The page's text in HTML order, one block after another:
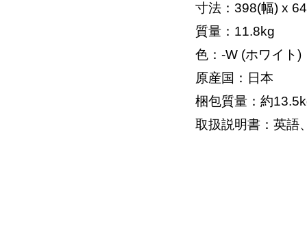
寸法：398(幅) x
質量：11.8kg
色：-W (ホワイト)
原産国：日本
梱包質量：約
取扱説明書：英語